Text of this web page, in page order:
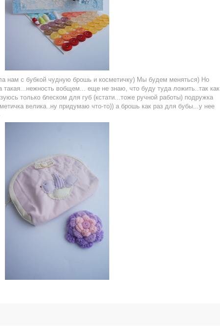
нам с бубкой чудную брошь и косметичку) Мы будем меняться) Но
такая...нежность вобщем... еще не знаю, что буду туда ложить..так как
только блеском для губ (кстати...тоже ручной работы) подружка
велика..ну придумаю что-то)) а брошь как раз для бубы...у нее